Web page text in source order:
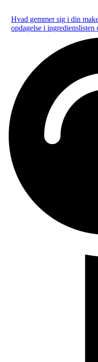
Hvad gemmer sig i din
opdagelse i